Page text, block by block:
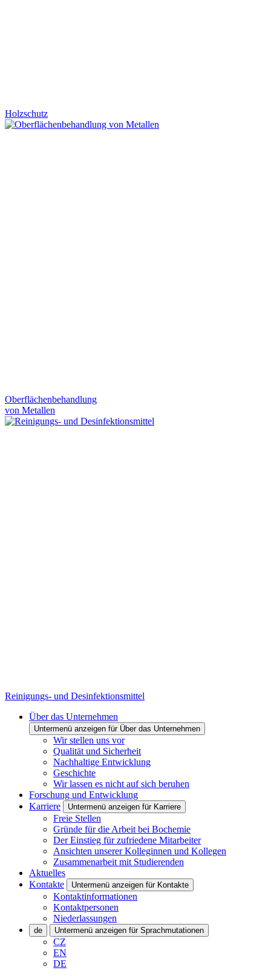
Holzschutz
Oberflächenbehandlung
von Metallen
Reinigungs- und Desinfektionsmittel
Über das Unternehmen
Untermenü anzeigen für Über das Unternehmen
Wir stellen uns vor
Qualität und Sicherheit
Nachhaltige Entwicklung
Geschichte
Wir lassen es nicht auf sich beruhen
Forschung und Entwicklung
Karriere
Untermenü anzeigen für Karriere
Freie Stellen
Gründe für die Arbeit bei Bochemie
Der Einstieg für zufriedene Mitarbeiter
Ansichten unserer Kolleginnen und Kollegen
Zusammenarbeit mit Studierenden
Aktuelles
Kontakte
Untermenü anzeigen für Kontakte
Kontaktinformationen
Kontaktpersonen
Niederlassungen
de Untermenü anzeigen für Sprachmutationen
CZ
EN
DE